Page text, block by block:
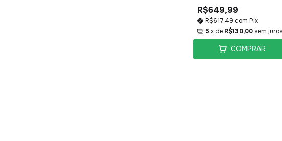
R$649,99
R$617,49 com Pix
5 x de R$130,00 sem juros
COMPRAR